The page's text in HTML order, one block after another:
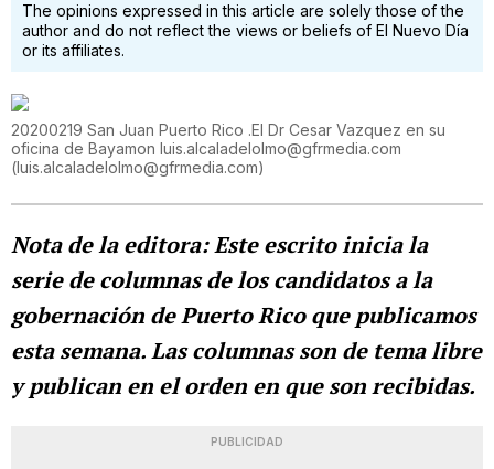
The opinions expressed in this article are solely those of the
author and do not reflect the views or beliefs of El Nuevo Día
or its affiliates.
20200219 San Juan Puerto Rico .El Dr Cesar Vazquez en su
oficina de Bayamon luis.alcaladelolmo@gfrmedia.com
(luis.alcaladelolmo@gfrmedia.com)
Nota de la editora: Este escrito inicia la
serie de columnas de los candidatos a la
gobernación de Puerto Rico que publicamos
esta semana. Las columnas son de tema libre
y publican en el orden en que son recibidas.
PUBLICIDAD